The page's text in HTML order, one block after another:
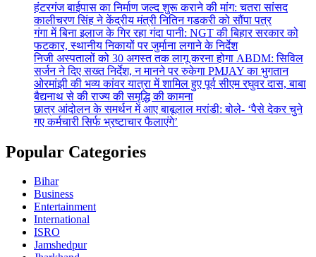
हंटरगंज बाईपास का निर्माण जल्द शुरू कराने की मांग: चतरा सांसद
कालीचरण सिंह ने केंद्रीय मंत्री नितिन गडकरी को सौंपा पत्र
गंगा में बिना इलाज के गिर रहा गंदा पानी: NGT की बिहार सरकार को
फटकार, स्थानीय निकायों पर जुर्माना लगाने के निर्देश
निजी अस्पतालों को 30 अगस्त तक लागू करना होगा ABDM: सिविल
सर्जन ने दिए सख्त निर्देश, न मानने पर रुकेगा PMJAY का भुगतान
ओरमांझी की भव्य कांवर यात्रा में शामिल हुए पूर्व सीएम रघुवर दास, बाबा
बैद्यनाथ से की राज्य की समृद्धि की कामना
छात्र आंदोलन के समर्थन में आए बाबूलाल मरांडी: बोले- ‘पैसे देकर चुने
गए कर्मचारी सिर्फ भ्रष्टाचार फैलाएंगे’
Popular Categories
Bihar
Business
Entertainment
International
ISRO
Jamshedpur